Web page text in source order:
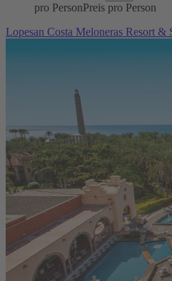
pro PersonPreis pro Person
Lopesan Costa Meloneras Resort &